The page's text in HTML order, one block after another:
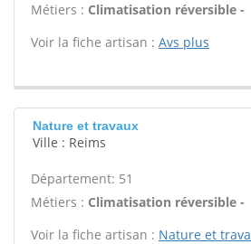
Métiers : Climatisation réversible -
Voir la fiche artisan : Avs plus
Nature et travaux
Ville : Reims
Département: 51
Métiers : Climatisation réversible -
Voir la fiche artisan : Nature et